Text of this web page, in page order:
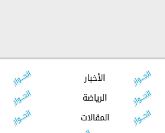
الأخبار
الرياضة
المقالات